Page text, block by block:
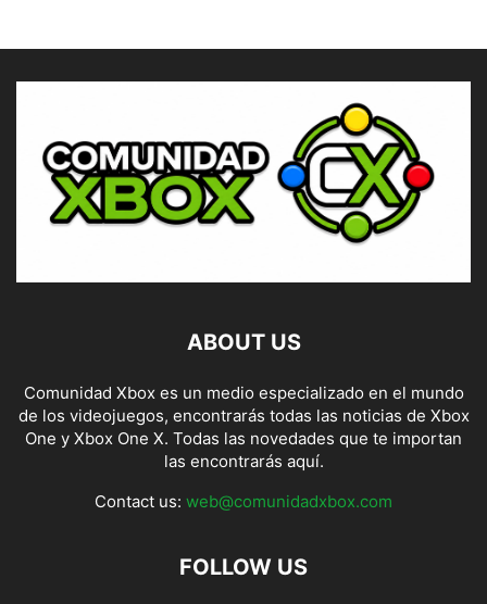
ABOUT US
Comunidad Xbox es un medio especializado en el mundo
de los videojuegos, encontrarás todas las noticias de Xbox
One y Xbox One X. Todas las novedades que te importan
las encontrarás aquí.
Contact us: web@comunidadxbox.com
FOLLOW US